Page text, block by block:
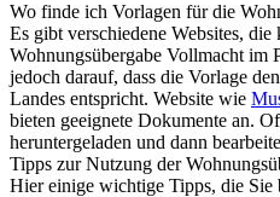
Wo finde ich Vorlagen für die
Es gibt verschiedene Websites,
Wohnungsübergabe Vollmacht im
jedoch darauf, dass die Vorlage
Landes entspricht. Website wie
bieten geeignete Dokumente an.
heruntergeladen und dann
Tipps zur Nutzung der
Hier einige wichtige Tipps, die Sie